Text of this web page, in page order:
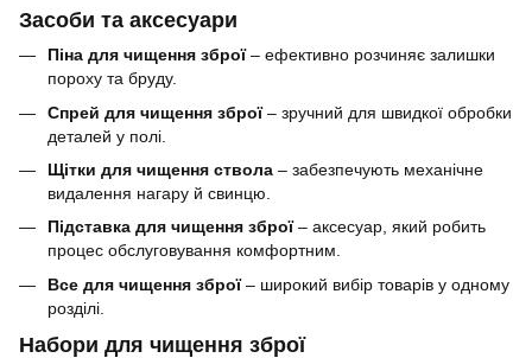
Засоби та аксесуари
Піна для чищення зброї– ефективно розчиняє залишки
пороху та бруду.
Спрей для чищення зброї– зручний для швидкої обробки
деталей у полі.
Щітки для чищення ствола – забезпечують механічне
видалення нагару й свинцю.
Підставка для чищення зброї– аксесуар, який робить
процес обслуговування комфортним.
Все для чищення зброї– широкий вибір товарів у одному
розділі.
Набори для чищення зброї